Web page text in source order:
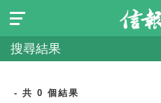
搜尋結果
- 共 0 個結果